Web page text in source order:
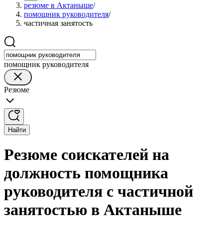
резюме в Актаныше/
помощник руководителя/
частичная занятость
помощник руководителя
Резюме
Найти
Резюме соискателей на
должность помощника
руководителя с частичной
занятостью в Актаныше